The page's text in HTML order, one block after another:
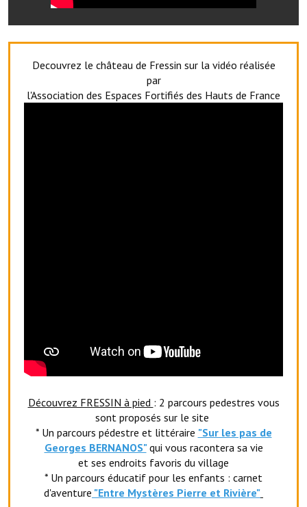
Maison des services et des associations fressinoises
Le foyer de la Planquette
L'association des anciens sapeurs-pompiers volontaires
Village sportif
L'US Crequy Fressin
La société de chasse
Decouvrez le château de Fressin sur la vidéo réalisée
par
l'Association des Espaces Fortifiés des Hauts de France
Découvrez FRESSIN à pied : 2 parcours pedestres vous
sont proposés sur le site
* Un parcours pédestre et littéraire "Sur les pas de
Georges BERNANOS" qui vous racontera sa vie
et ses endroits favoris du village
* Un parcours éducatif pour les enfants : carnet
d'aventure "Entre Mystères Pierre et Rivière"